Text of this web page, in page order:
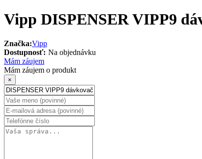
Vipp DISPENSER VIPP9
Značka:Vipp
Dostupnosť: Na objednávku
Mám záujem
Mám záujem o produkt
×